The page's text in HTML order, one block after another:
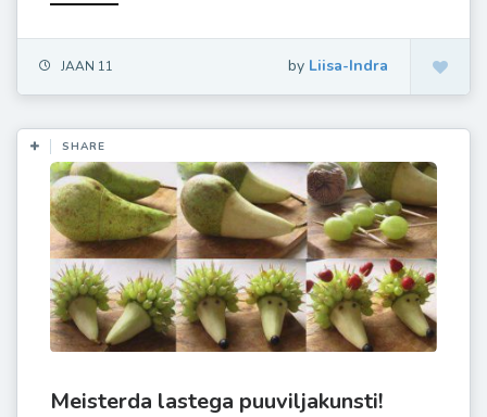
JAAN 11 by Liisa-Indra
SHARE
Meisterda lastega puuviljakunsti!